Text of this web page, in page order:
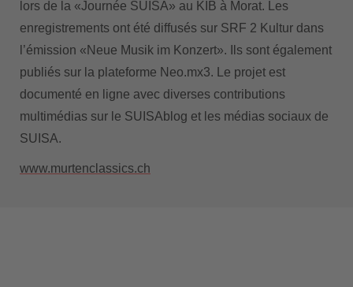
lors de la «Journée SUISA» au KIB à Morat. Les
enregistrements ont été diffusés sur SRF 2 Kultur dans
l’émission «Neue Musik im Konzert». Ils sont également
publiés sur la plateforme Neo.mx3. Le projet est
documenté en ligne avec diverses contributions
multimédias sur le SUISAblog et les médias sociaux de
SUISA.
www.murtenclassics.ch